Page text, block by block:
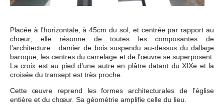
Placée à l’horizontale, à 45cm du sol, et centrée par rapport au
chœur, elle résonne de toutes les composantes de
l’architecture : damier de bois suspendu au-dessus du dallage
baroque, les centres du carrelage et de l’œuvre se superposent.
La croix est au pied d’une autre en plâtre datant du XIXe et la
croisée du transept est très proche.
Cette œuvre reprend les formes architecturales de l’église
entière et du chœur. Sa géométrie amplifie celle du lieu.